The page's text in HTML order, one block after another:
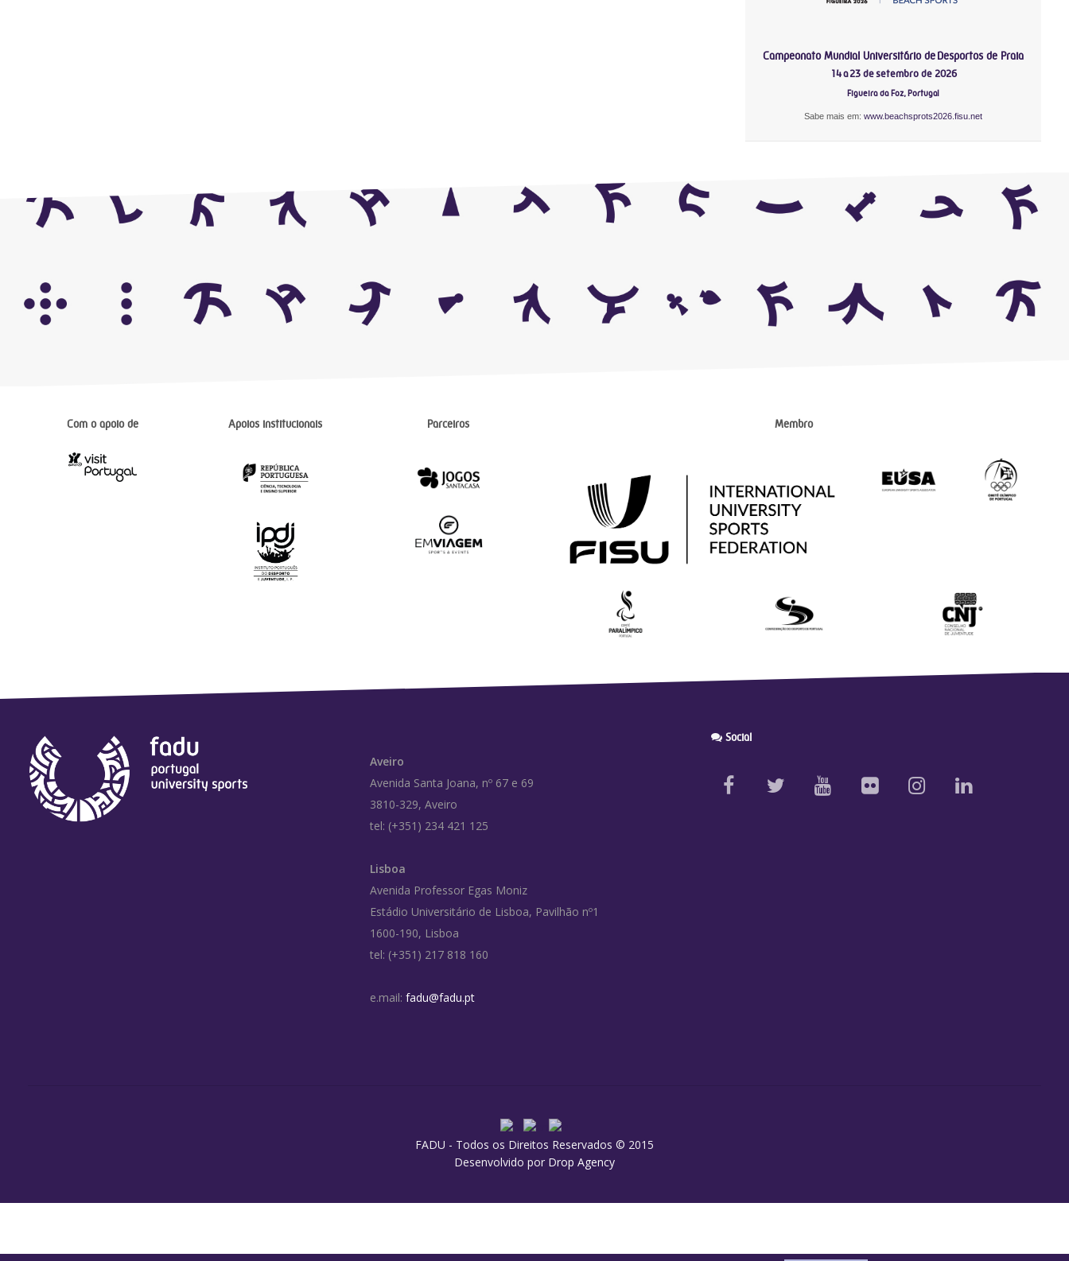
Campeonato Mundial Universitário de Desportos de Praia
14 a 23 de setembro de 2026
Figueira da Foz, Portugal
Sabe mais em:www.beachsprots2026.fisu.net
Com o apoio de Apoios institucionais Parceiros Membro
Aveiro
Avenida Santa Joana, nº 67 e 69
3810-329, Aveiro
tel: (+351) 234 421 125
Lisboa
Avenida Professor Egas Moniz
Estádio Universitário de Lisboa, Pavilhão nº1
1600-190, Lisboa
tel: (+351) 217 818 160
e.mail: fadu@fadu.pt
Social
FADU - Todos os Direitos Reservados © 2015
Desenvolvido por Drop Agency